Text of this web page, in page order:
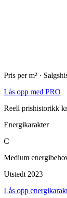
Pris per m² ·
Lås opp med PRO
Reell prishistorikk
Energikarakter
C
Medium
Utstedt 2023
Lås opp